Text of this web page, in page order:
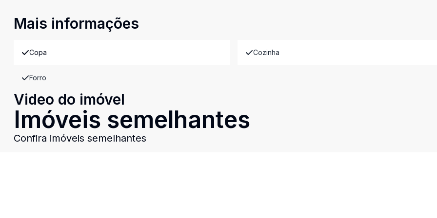
Mais informações
Copa Cozinha
Forro
Video do imóvel
Imóveis semelhantes
Confira imóveis semelhantes